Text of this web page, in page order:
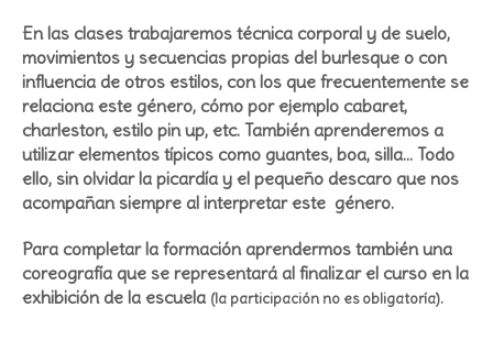
En las clases trabajaremos técnica corporal y de suelo,
movimientos y secuencias propias del burlesque o con
influencia de otros estilos, con los que frecuentemente se
relaciona este género, cómo por ejemplo cabaret,
charleston, estilo pin up, etc. También aprenderemos a
utilizar elementos típicos como guantes, boa, silla... Todo
ello, sin olvidar la picardía y el pequeño descaro que nos
acompañan siempre al interpretar este género.
Para completar la formación aprendermos también una
coreografía que se representará al finalizar el curso en la
exhibición de la escuela (la participación no es obligatoría).